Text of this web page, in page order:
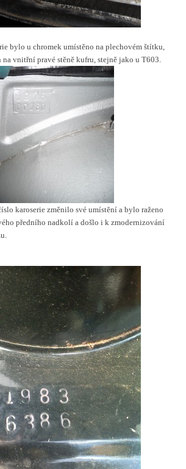
bylo u chromek umístěno na plechovém štítku,
vnitřní pravé stěně kufru, stejně jako u T603.
karoserie změnilo své umístění a bylo raženo
předního nadkolí a došlo i k zmodernizování